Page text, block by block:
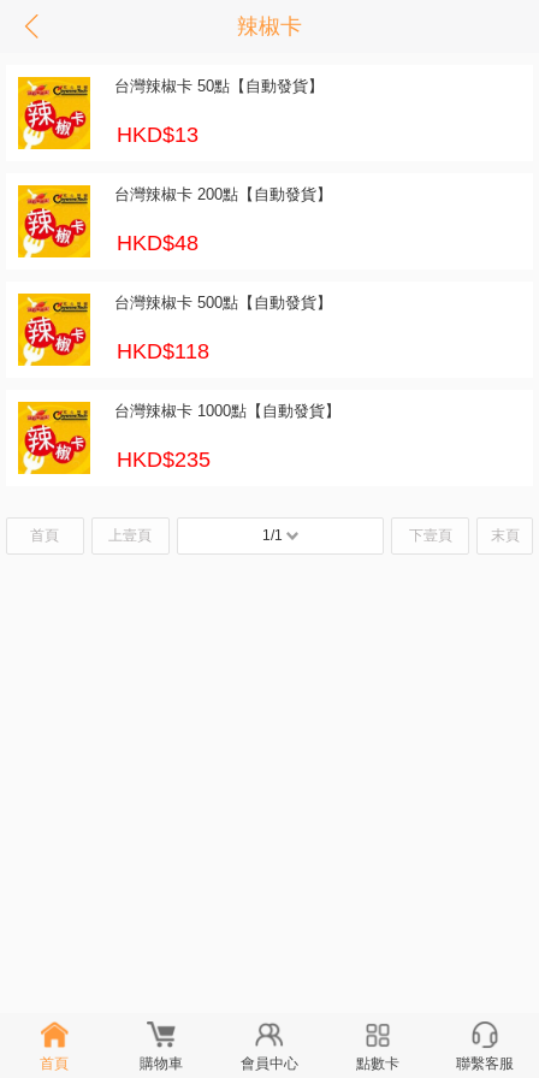
辣椒卡
台灣辣椒卡 50點【自動發貨】
HKD$13
台灣辣椒卡 200點【自動發貨】
HKD$48
台灣辣椒卡 500點【自動發貨】
HKD$118
台灣辣椒卡 1000點【自動發貨】
HKD$235
首頁 上壹頁 1/1 下壹頁 末頁
首頁 購物車 會員中心 點數卡 聯繫客服